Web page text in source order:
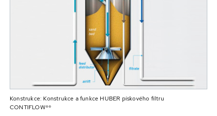
Konstrukce: Konstrukce a funkce HUBER pískového filtru
CONTIFLOW®®